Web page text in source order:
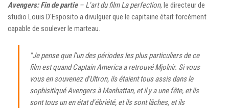
Avengers: Fin de partie– L'art du film La perfection, le directeur de
studio Louis D'Esposito a divulguer que le capitaine était forcément
capable de soulever le marteau.
"Je pense que l'un des périodes les plus particuliers de ce
film est quand Captain America a retrouvé Mjolnir. Si vous
vous en souvenez d'Ultron, ils étaient tous assis dans le
sophisitiqué Avengers à Manhattan, et il y a une fête, et ils
sont tous un en état d'ébriété, et ils sont lâches, et ils